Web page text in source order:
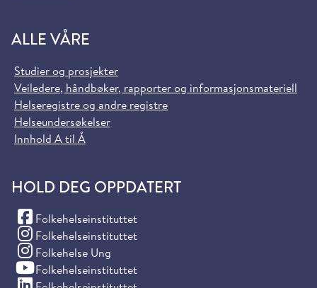
ALLE VÅRE
Studier og prosjekter
Veiledere, håndbøker, rapporter og informasjonsmateriell
Helseregistre og andre registre
Helseundersøkelser
Innhold A til Å
HOLD DEG OPPDATERT
Folkehelseinstituttet
(Facebook)
Folkehelseinstituttet
(Instagram)
Folkehelse Ung
(Instagram)
Folkehelseinstituttet
(YouTube)